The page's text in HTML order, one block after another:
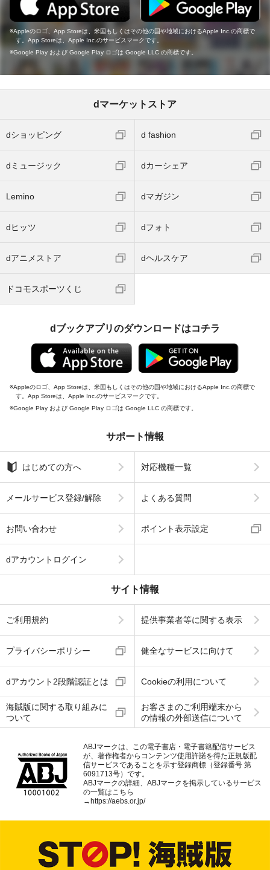
Appleのロゴ、App Storeは、米国もしくはその他の国や地域におけるApple Inc.の商標で
す。App Storeは、Apple Inc.のサービスマークです。
Google Play および Google Play ロゴは Google LLC の商標です。
dマーケットストア
dショッピング d fashion
dミュージック dカーシェア
Lemino dマガジン
dヒッツ dフォト
dアニメストア dヘルスケア
ドコモスポーツくじ
dブックアプリのダウンロードはコチラ
Appleのロゴ、App Storeは、米国もしくはその他の国や地域におけるApple Inc.の商標で
す。App Storeは、Apple Inc.のサービスマークです。
Google Play および Google Play ロゴは Google LLC の商標です。
サポート情報
はじめての方へ 対応機種一覧
メールサービス登録/解除 よくある質問
お問い合わせ ポイント表示設定
dアカウントログイン
サイト情報
ご利用規約 提供事業者等に関する表示
プライバシーポリシー 健全なサービスに向けて
dアカウント2段階認証とは Cookieの利用について
海賊版に関する取り組みに
ついて
お客さまのご利用端末から
の情報の外部送信について
ABJマークは、この電子書店・電子書籍配信サービス
が、著作権者からコンテンツ使用許諾を得た正規版配
信サービスであることを示す登録商標（登録番号 第
6091713号）です。
ABJマークの詳細、ABJマークを掲示しているサービス
の一覧はこちら
→ https://aebs.or.jp/